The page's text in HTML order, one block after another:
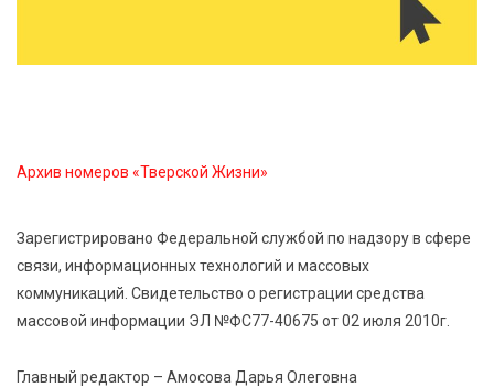
ленту по мотивам басни «Карась»
6 Авг 2026 13:38 357
спортивной столицей России
Архив номеров «Тверской Жизни»
Зарегистрировано Федеральной службой по надзору в сфере
связи, информационных технологий и массовых
коммуникаций. Свидетельство о регистрации средства
массовой информации ЭЛ №ФС77-40675 от 02 июля 2010г.
Главный редактор – Амосова Дарья Олеговна